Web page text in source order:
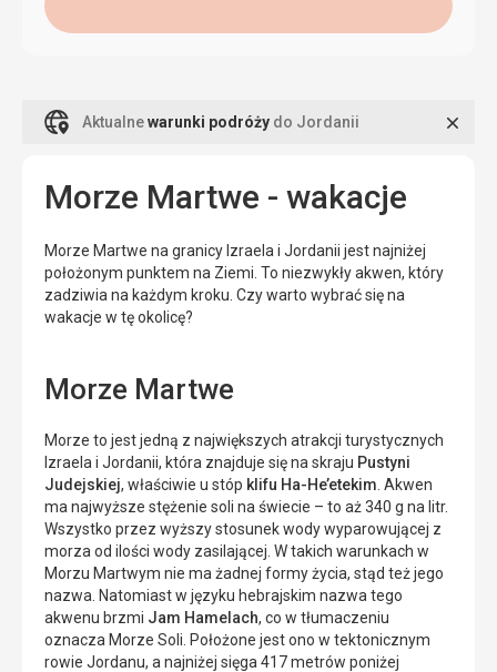
Aktualnewarunki podróży do Jordanii
Morze Martwe - wakacje
Morze Martwe na granicy Izraela i Jordanii jest najniżej
położonym punktem na Ziemi. To niezwykły akwen, który
zadziwia na każdym kroku. Czy warto wybrać się na
wakacje w tę okolicę?
Morze Martwe
Morze to jest jedną z największych atrakcji turystycznych
Izraela i Jordanii, która znajduje się na skraju Pustyni
Judejskiej, właściwie u stóp klifu Ha-He’etekim . Akwen
ma najwyższe stężenie soli na świecie – to aż 340 g na litr.
Wszystko przez wyższy stosunek wody wyparowującej z
morza od ilości wody zasilającej. W takich warunkach w
Morzu Martwym nie ma żadnej formy życia, stąd też jego
nazwa. Natomiast w języku hebrajskim nazwa tego
akwenu brzmi Jam Hamelach, co w tłumaczeniu
oznacza Morze Soli. Położone jest ono w tektonicznym
rowie Jordanu, a najniżej sięga 417 metrów poniżej